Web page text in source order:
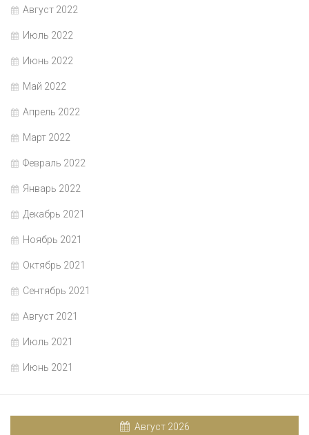
Август 2022
Июль 2022
Июнь 2022
Май 2022
Апрель 2022
Март 2022
Февраль 2022
Январь 2022
Декабрь 2021
Ноябрь 2021
Октябрь 2021
Сентябрь 2021
Август 2021
Июль 2021
Июнь 2021
Август 2026